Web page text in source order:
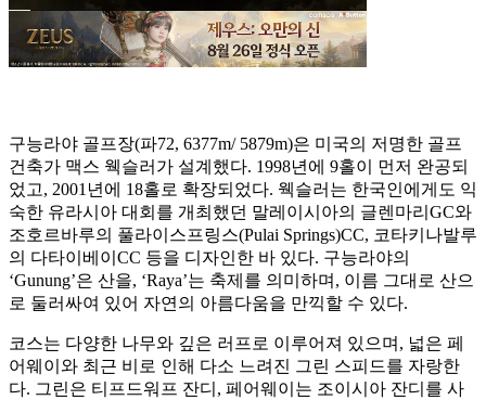
구능라야 골프장(파72, 6377m/ 5879m)은 미국의 저명한 골프
건축가 맥스 웩슬러가 설계했다. 1998년에 9홀이 먼저 완공되
었고, 2001년에 18홀로 확장되었다. 웩슬러는 한국인에게도 익
숙한 유라시아 대회를 개최했던 말레이시아의 글렌마리GC와
조호르바루의 풀라이스프링스(Pulai Springs)CC, 코타키나발루
의 다타이베이CC 등을 디자인한 바 있다. 구능라야의
‘Gunung’은 산을, ‘Raya’는 축제를 의미하며, 이름 그대로 산으
로 둘러싸여 있어 자연의 아름다움을 만끽할 수 있다.
코스는 다양한 나무와 깊은 러프로 이루어져 있으며, 넓은 페
어웨이와 최근 비로 인해 다소 느려진 그린 스피드를 자랑한
다. 그린은 티프드워프 잔디, 페어웨이는 조이시아 잔디를 사